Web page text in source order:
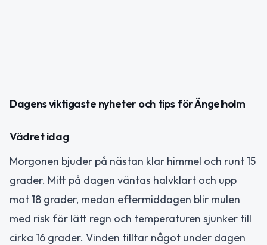
Dagens viktigaste nyheter och tips för Ängelholm
Vädret idag
Morgonen bjuder på nästan klar himmel och runt 15
grader. Mitt på dagen väntas halvklart och upp
mot 18 grader, medan eftermiddagen blir mulen
med risk för lätt regn och temperaturen sjunker till
cirka 16 grader. Vinden tilltar något under dagen